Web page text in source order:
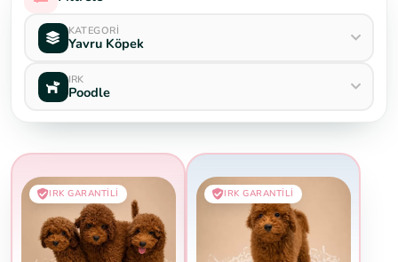
KATEGORI
Yavru Köpek
IRK
Poodle
IRK GARANTILI IRK GARANTILI